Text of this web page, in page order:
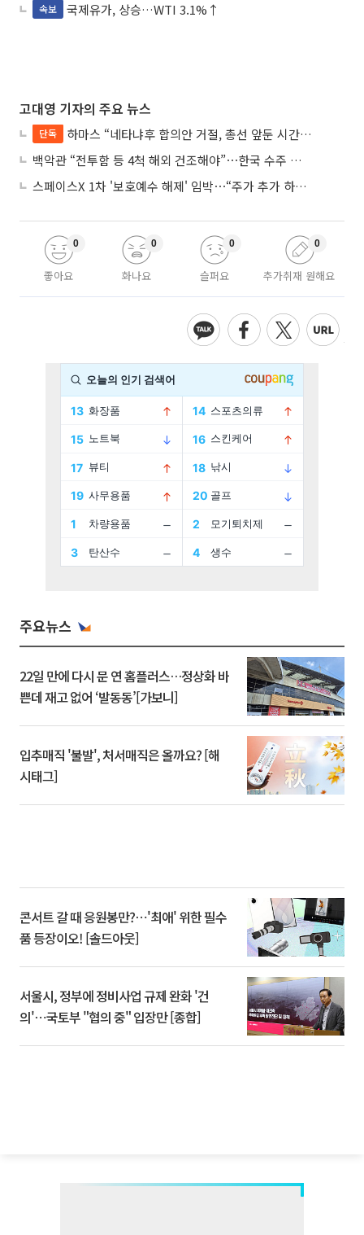
속보 국제유가, 상승…WTI 3.1%↑
고대영 기자의 주요 뉴스
단독
하마스 “네타냐후 합의안 거절, 총선 앞둔 시간 끌기”
백악관 “전투함 등 4척 해외 건조해야”⋯한국 수주 기대
스페이스X 1차 '보호예수 해제' 임박⋯“주가 추가 하락 가능성”
좋아요
0
화나요
0
슬퍼요
0
추가취재 원해요
0
주요뉴스
22일 만에 다시 문 연 홈플러스…정상화 바
쁜데 재고 없어 ‘발동동’[가보니]
입추매직 '불발', 처서매직은 올까요? [해
시태그]
콘서트 갈 때 응원봉만?⋯'최애' 위한 필수
품 등장이오! [솔드아웃]
서울시, 정부에 정비사업 규제 완화 '건
의'⋯국토부 "협의 중" 입장만 [종합]